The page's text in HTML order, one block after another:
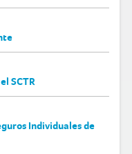
SCTR
Individuales de